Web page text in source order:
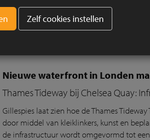
tot ingrijpen. Voor OKRA lag daar meteen
een openbare ruimte die uitnodigt om te
Nieuwe waterfront in Londen
Thames Tideway bij Chelsea Quay:
Gillespies laat zien hoe de ThamesTideway
door middel van kleiklinkers, kunsten
de infrastructuur wordt omgevormd toteen
Zelf cookies instellen